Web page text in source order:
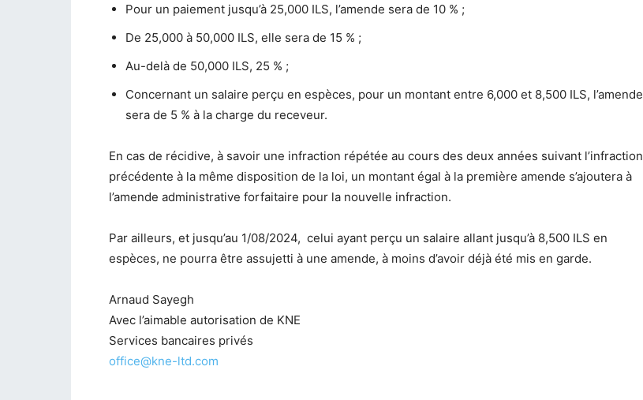
Pour un paiement jusqu’à 25,000 ILS, l’amende sera de 10 % ;
De 25,000 à 50,000 ILS, elle sera de 15 % ;
Au-delà de 50,000 ILS, 25 % ;
Concernant un salaire perçu en espèces, pour un montant entre 6,000 et 8,500 ILS, l’amende
sera de 5 % à la charge du receveur.
En cas de récidive, à savoir une infraction répétée au cours des deux années suivant l’infraction
précédente à la même disposition de la loi, un montant égal à la première amende s’ajoutera à
l’amende administrative forfaitaire pour la nouvelle infraction.
Par ailleurs, et jusqu’au 1/08/2024, celui ayant perçu un salaire allant jusqu’à 8,500 ILS en
espèces, ne pourra être assujetti à une amende, à moins d’avoir déjà été mis en garde.
Arnaud Sayegh
Avec l’aimable autorisation de KNE
Services bancaires privés
office@kne-ltd.com